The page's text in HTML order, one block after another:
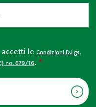
le Condizioni D.Lgs.
no. 679/16. *